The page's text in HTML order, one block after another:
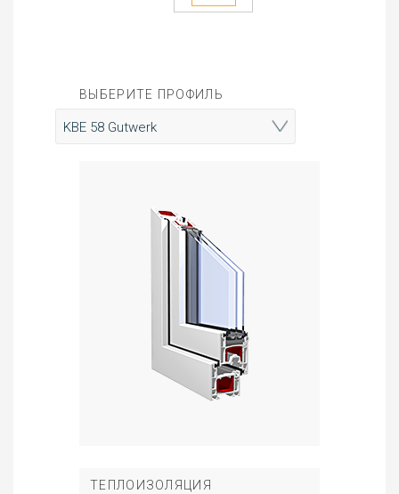
ВЫБЕРИТЕ ПРОФИЛЬ
ТЕПЛОИЗОЛЯЦИЯ